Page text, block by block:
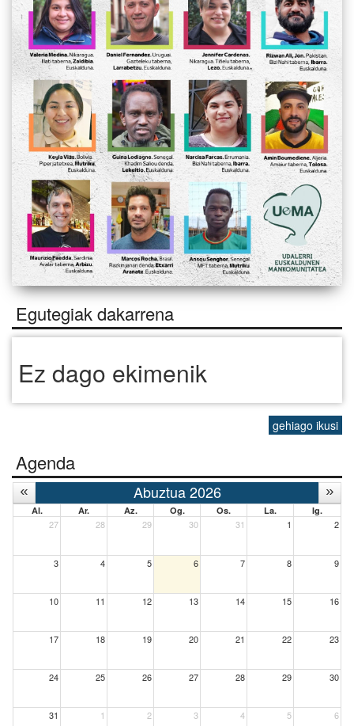
Egutegiak dakarrena
Ez dago ekimenik
gehiago ikusi
Agenda
Abuztua 2026
Al. Ar. Az. Og. Os. La. Ig.
27 28 29 30 31 1 2
3 4 5 6 7 8 9
10 11 12 13 14 15 16
17 18 19 20 21 22 23
24 25 26 27 28 29 30
31 1 2 3 4 5 6